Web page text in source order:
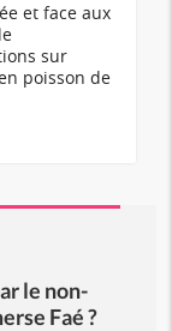
et face aux
sur
poisson de
le non-
Faé ?